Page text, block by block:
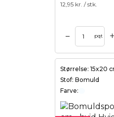
12,95 kr. / stk.
– pqt +
Størrelse: 15x20
Stof: Bomuld
Farve: